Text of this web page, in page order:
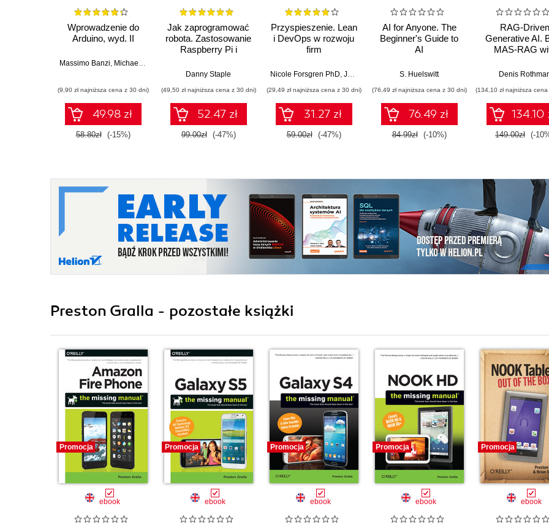
Wprowadzenie do
Arduino, wyd. II
Massimo Banzi, Michael Shiloh
(9,90 zł najniższa cena z 30 dni)
49.98 zł
58.80zł (-15%)
Jak zaprogramować
robota. Zastosowanie
Raspberry Pi i
autonomicznych
Danny Staple
(49,50 zł najniższa cena z 30 dni)
52.47 zł
99.00zł (-47%)
Przyspieszenie. Lean
i DevOps w rozwoju
firm
Nicole Forsgren PhD, Jez Humble Gene Kim
(29,49 zł najniższa cena z 30 dni)
31.27 zł
59.00zł (-47%)
AI for Anyone. The
Beginner's Guide to
AI
S. Huelswitt
(76,49 zł najniższa cena z 30 dni)
76.49 zł
84.99zł (-10%)
RAG-Driven
Generative AI.
MAS-RAG
GraphRAG,
pipelines, and
Database
Second
Denis
(134,10 zł najniższa
134.10
149.00zł (-
Preston Gralla - pozostałe książki
Promocja
ebook
Promocja
ebook
Promocja
ebook
Promocja
ebook
Promocja
ebook